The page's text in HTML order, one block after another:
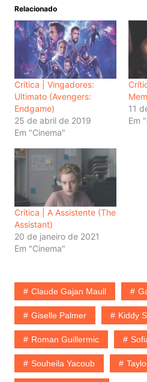
Relacionado
Crítica | Vingadores:
Ultimato (Avengers:
Endgame)
25 de abril de 2019
Em "Cinema"
11
Em
Crítica | A Assistente (The
Assistant)
20 de janeiro de 2021
Em "Cinema"
Claude Gajan Maull
Giselle Palmer Kiddy
Roman Guillermic
Souheila Yacoub